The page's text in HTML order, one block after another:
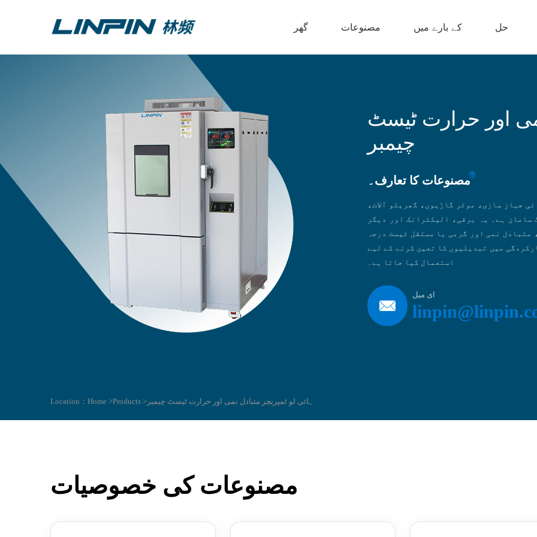
گھر مصنوعات کے بارے میں حل
اور حرارت ٹیسٹ
مصنوعات کا تعارف۔
جہاز سازی، موٹر گاڑیوں، گھریلو آلات،
سامان ہے۔ یہ برقی، الیکٹرانک اور دیگر
نمی اور گرمی یا مستقل ٹیسٹ درجہ
میں تبدیلیوں کا تعین کرنے کے لیے
استعمال کیا جاتا ہے۔
ای میل
Location： Home >Products >
مصنوعات کی خصوصیات